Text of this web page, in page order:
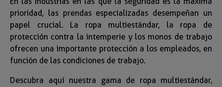
prioridad, las prendas especializadas desempeñan un
papel crucial. La ropa multiestándar, la ropa de
protección contra la intemperie y los monos de trabajo
ofrecen una importante protección a los empleados, en
función de las condiciones de trabajo.
Descubra aquí nuestra gama de ropa multiestándar,